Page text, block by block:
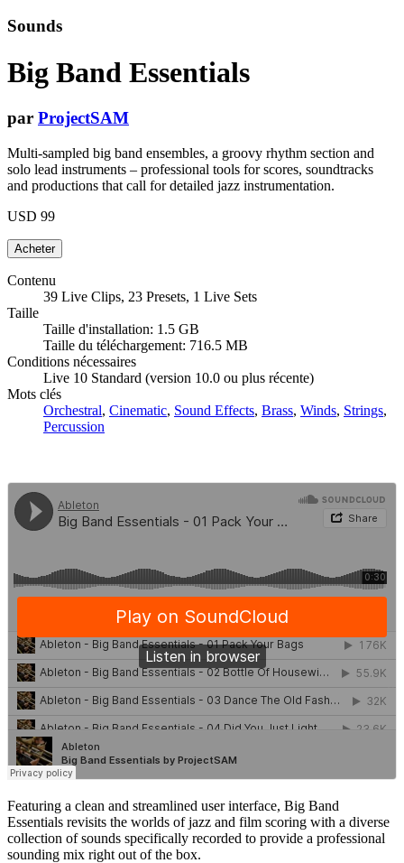
Sounds
Big Band Essentials
par ProjectSAM
Multi-sampled big band ensembles, a groovy rhythm section and
solo lead instruments – professional tools for scores, soundtracks
and productions that call for detailed jazz instrumentation.
USD 99
Contenu
39 Live Clips, 23 Presets, 1 Live Sets
Taille
Taille d'installation: 1.5 GB
Taille du téléchargement: 716.5 MB
Conditions nécessaires
Live 10 Standard (version 10.0 ou plus récente)
Mots clés
Orchestral, Cinematic, Sound Effects, Brass, Winds, Strings,
Percussion
Featuring a clean and streamlined user interface, Big Band
Essentials revisits the worlds of jazz and film scoring with a diverse
collection of sounds specifically recorded to provide a professional
sounding mix right out of the box.